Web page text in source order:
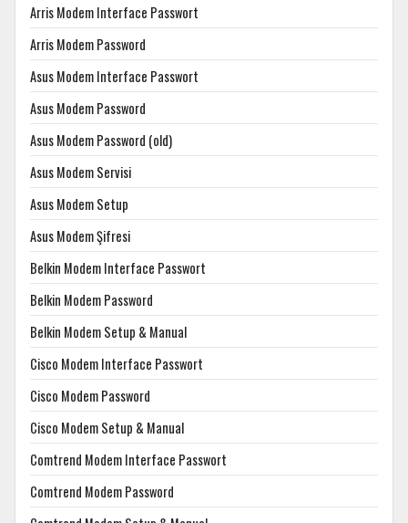
Arris Modem Interface Passwort
Arris Modem Password
Asus Modem Interface Passwort
Asus Modem Password
Asus Modem Password (old)
Asus Modem Servisi
Asus Modem Setup
Asus Modem Şifresi
Belkin Modem Interface Passwort
Belkin Modem Password
Belkin Modem Setup & Manual
Cisco Modem Interface Passwort
Cisco Modem Password
Cisco Modem Setup & Manual
Comtrend Modem Interface Passwort
Comtrend Modem Password